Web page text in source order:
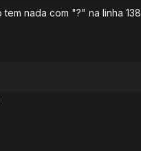
nada com "?" na linha 138